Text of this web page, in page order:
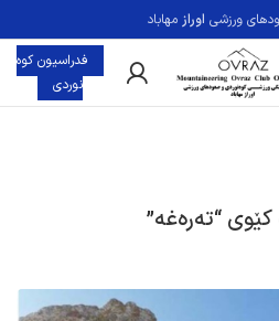
ورزشی اوراز مهاباد
فدراسيون کوه
نوردی
“تەرەغە”